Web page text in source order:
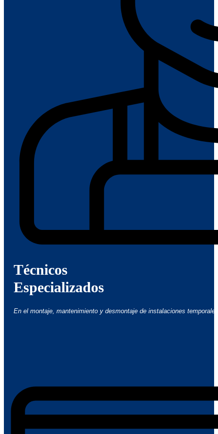
Técnicos
Especializados
En el montaje, mantenimiento y desmontaje de instalaciones